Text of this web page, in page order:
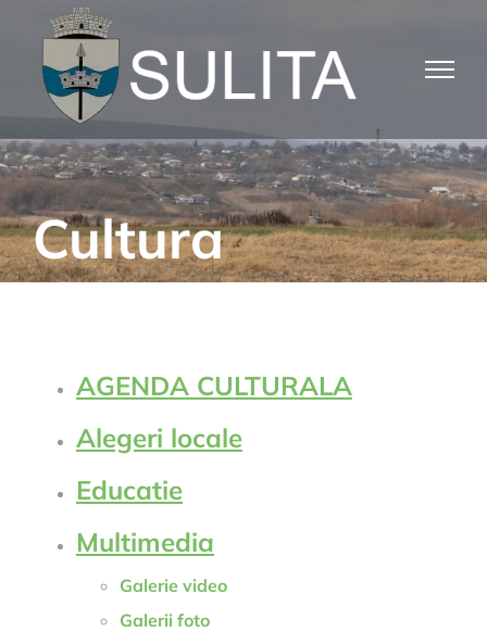
content
Cultura
AGENDA CULTURALA
Alegeri locale
Educatie
Multimedia
Galerie video
Galerii foto